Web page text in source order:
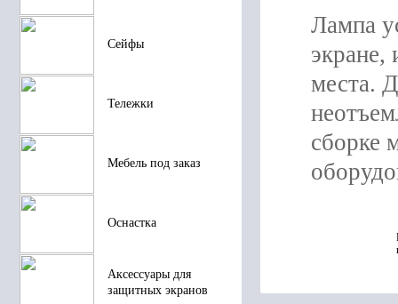
Сейфы
Тележки
Мебель под заказ
Оснастка
Аксессуары для
защитных экранов
Лампа
экране,
места.
сборке